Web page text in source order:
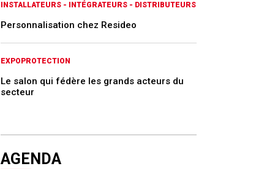
INSTALLATEURS - INTÉGRATEURS - DISTRIBUTEURS
Personnalisation chez Resideo
EXPOPROTECTION
Le salon qui fédère les grands acteurs du
secteur
AGENDA